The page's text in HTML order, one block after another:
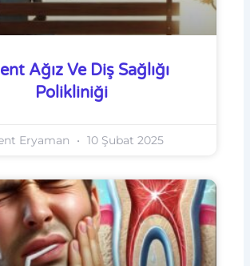
Ağız Ve Diş Sağlığı
Polikliniği
Eryaman 10 Şubat 2025